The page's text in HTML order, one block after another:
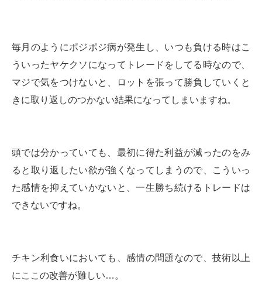
毎月のようにポジポジ病が発生し、いつも負ける時はこ
ういったヤケクソになってトレードをしてる時なので、
マジで気をつけないと、ロットを張って勝負していくと
きに取り返しのつかない結果になってしまいますね。
頭では分かっていても、最初に得た利益が減ったのをみ
ると取り返したい欲が強くなってしまうので、こういっ
た感情を抑えていかないと、一生勝ち続けるトレードは
できないですね。
チキン利食いにおいても、感情の問題なので、技術以上
にここの改善が難しい…。